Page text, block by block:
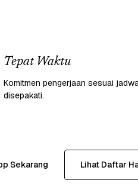
Tepat Waktu
Komitmen pengerjaan sesuai
disepakati.
Sekarang Lihat Daftar